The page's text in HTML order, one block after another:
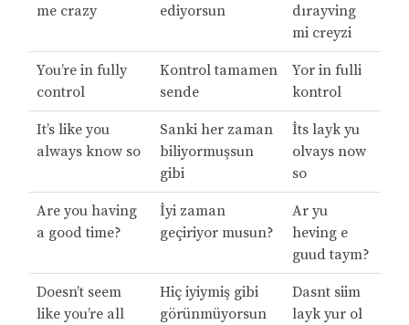
me crazy
ediyorsun
dırayving
mi creyzi
You’re in fully
control
Kontrol tamamen
sende
Yor in fulli
kontrol
It’s like you
always know so
Sanki her zaman
biliyormuşsun
gibi
İts layk yu
olvays now
so
Are you having
a good time?
İyi zaman
geçiriyor musun?
Ar yu
heving e
guud taym?
Doesn’t seem
like you’re all
Hiç iyiymiş gibi
görünmüyorsun
Dasnt siim
layk yur ol